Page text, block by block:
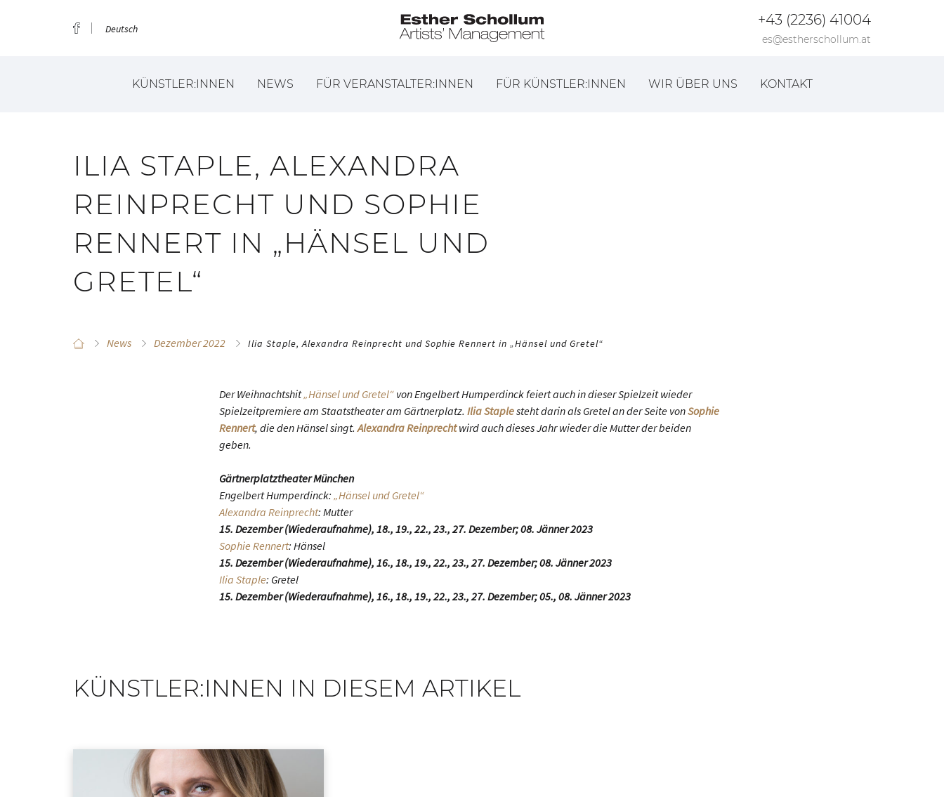
Deutsch
+43 (2236) 41004
es@estherschollum.at
KÜNSTLER:INNEN NEWS FÜR VERANSTALTER:INNEN FÜR KÜNSTLER:INNEN WIR ÜBER UNS KONTAKT
ILIA STAPLE, ALEXANDRA
REINPRECHT UND SOPHIE
RENNERT IN „HÄNSEL UND
GRETEL“
News Dezember 2022 Ilia Staple, Alexandra Reinprecht und Sophie Rennert in „Hänsel und Gretel“
Der Weihnachtshit„Hänsel und Gretel“ von Engelbert Humperdinck feiert auch in dieser Spielzeit wieder
Spielzeitpremiere am Staatstheater am Gärtnerplatz. Ilia Staplesteht darin als Gretel an der Seite vonSophie
Rennert, die den Hänsel singt.Alexandra Reinprechtwird auch dieses Jahr wieder die Mutter der beiden
geben.
Gärtnerplatztheater München
Engelbert Humperdinck: „Hänsel und Gretel“
Alexandra Reinprecht: Mutter
15. Dezember (Wiederaufnahme), 18., 19., 22., 23., 27. Dezember; 08. Jänner 2023
Sophie Rennert: Hänsel
15. Dezember (Wiederaufnahme), 16., 18., 19., 22., 23., 27. Dezember; 08. Jänner 2023
Ilia Staple: Gretel
15. Dezember (Wiederaufnahme), 16., 18., 19., 22., 23., 27. Dezember; 05., 08. Jänner 2023
KÜNSTLER:INNEN IN DIESEM ARTIKEL